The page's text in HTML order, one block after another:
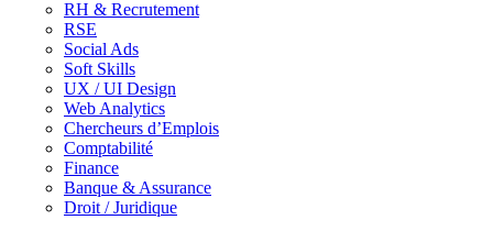
RH & Recrutement
RSE
Social Ads
Soft Skills
UX / UI Design
Web Analytics
Chercheurs d’Emplois
Comptabilité
Finance
Banque & Assurance
Droit / Juridique